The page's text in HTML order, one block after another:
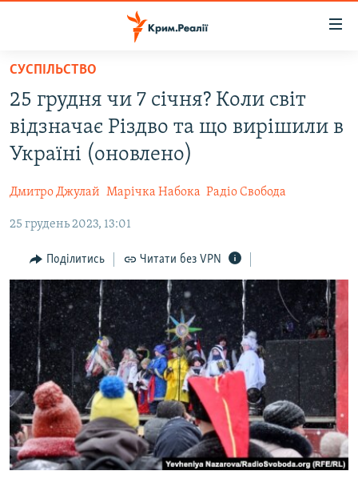
Перейти
основного
матеріалу
Перейти
до
основної
навігації
Перейти
пошуку
ВОДА.КРИМ
ВІДЕО ТА ФОТО
БЛОГИ
ПОГЛЯД
ІНТЕРВ'Ю
ВСЕ ЗА ДЕНЬ
СПЕЦПРОЕКТИ
ДЕПОРТАЦІЯ
ВІДЕОУРОКИ «ELIFBE»
СВІДЧЕННЯ ОКУПАЦІЇ
УКРАЇНСЬКА ПРОБЛЕМА КРИМУ
ІНФОГРАФІКА
ЯК ОБІЙТИ БЛОКУВАННЯ
Русский
Qırımtatar
ДОЛУЧАЙСЯ!
СУСПІЛЬСТВО
25 грудня чи 7 січня? Коли світ
відзначає Різдво та що вирішили в
Україні (оновлено)
Дмитро Джулай Марічка Набока Радіо Свобода
25 грудень 2023, 13:01
Поділитись Читати без VPN